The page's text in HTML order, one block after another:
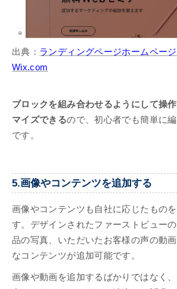
出典： ランディングページホームページ
Wix.com
ブロックを組み合わせるようにして操
マイズできるので、初心者でも簡単に
です。
5.画像やコンテンツを追加する
画像やコンテンツも自社に応じたもの
す。デザインされたファーストビュー
品の写真、いただいたお客様の声の動
なコンテンツが追加可能です。
画像や動画を追加するばかりではなく